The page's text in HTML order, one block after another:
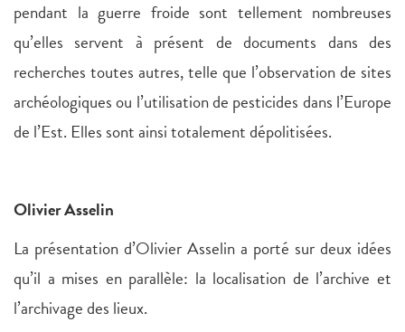
pendant la guerre froide sont tellement nombreuses
qu’elles servent à présent de documents dans des
recherches toutes autres, telle que l’observation de sites
archéologiques ou l’utilisation de pesticides dans l’Europe
de l’Est. Elles sont ainsi totalement dépolitisées.
Olivier Asselin
La présentation d’Olivier Asselin a porté sur deux idées
qu’il a mises en parallèle: la localisation de l’archive et
l’archivage des lieux.